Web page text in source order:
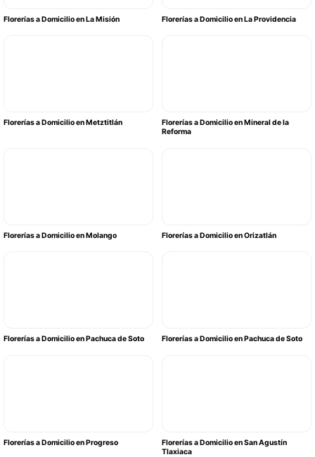
Florerías a Domicilio en La Misión Florerías a Domicilio en La Providencia
Florerías a Domicilio en Metztitlán
Florerías a Domicilio en Mineral de la
Reforma
Florerías a Domicilio en Molango Florerías a Domicilio en Orizatlán
Florerías a Domicilio en Pachuca de Soto Florerías a Domicilio en Pachuca de Soto
Florerías a Domicilio en Progreso
Florerías a Domicilio en San Agustín
Tlaxiaca